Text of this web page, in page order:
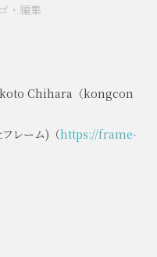
・ 編集
Chihara（kongcon
レーム)（https://frame-